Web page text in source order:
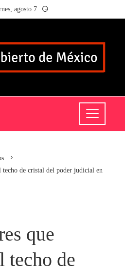
agosto 7
techo de cristal del poder judicial en
que
techo de